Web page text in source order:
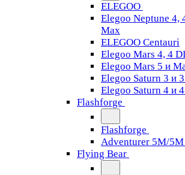
ELEGOO
Elegoo Neptune 4,
Max
ELEGOO Centauri
Elegoo Mars 4, 4
Elegoo Mars 5 и
Elegoo Saturn 3 и
Elegoo Saturn 4 и
Flashforge
Flashforge
Adventurer 5M/5M
Flying Bear